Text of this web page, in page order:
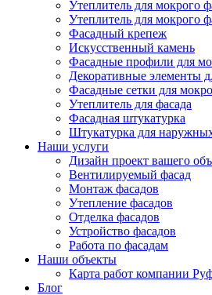
Утеплитель для мокрого
Утеплитель для мокрого
Фасадный крепеж
Искусственный камень
Фасадные профили для
Декоративные элементы
Фасадные сетки для
Утеплитель для фасада
Фасадная штукатурка
Штукатурка для
Наши услуги
Дизайн проект вашего
Вентилируемый фасад
Монтаж фасадов
Утепление фасадов
Отделка фасадов
Устройство фасадов
Работа по фасадам
Наши объекты
Карта работ компании
Блог